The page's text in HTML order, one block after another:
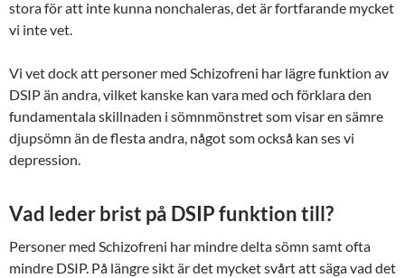
stora för att inte kunna nonchaleras, det är fortfarande mycket
vi inte vet.
Vi vet dock att personer med Schizofreni har lägre funktion av
DSIP än andra, vilket kanske kan vara med och förklara den
fundamentala skillnaden i sömnmönstret som visar en sämre
djupsömn än de flesta andra, något som också kan ses vi
depression.
Vad leder brist på DSIP funktion till?
Personer med Schizofreni har mindre delta sömn samt ofta
mindre DSIP. På längre sikt är det mycket svårt att säga vad det